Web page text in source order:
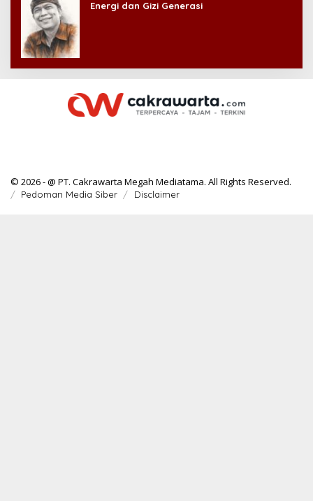
Energi dan Gizi Generasi
© 2026 - @ PT. Cakrawarta Megah Mediatama. All Rights Reserved.
Pedoman Media Siber Disclaimer